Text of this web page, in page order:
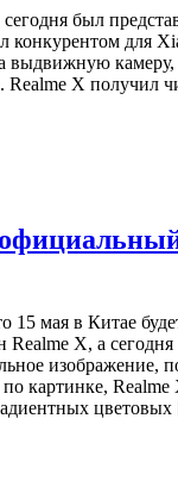
был
конкурентом для
выдвижную камеру,
X получил
15 мая в Китае
Realme X, а
изображение,
картинке, Realme